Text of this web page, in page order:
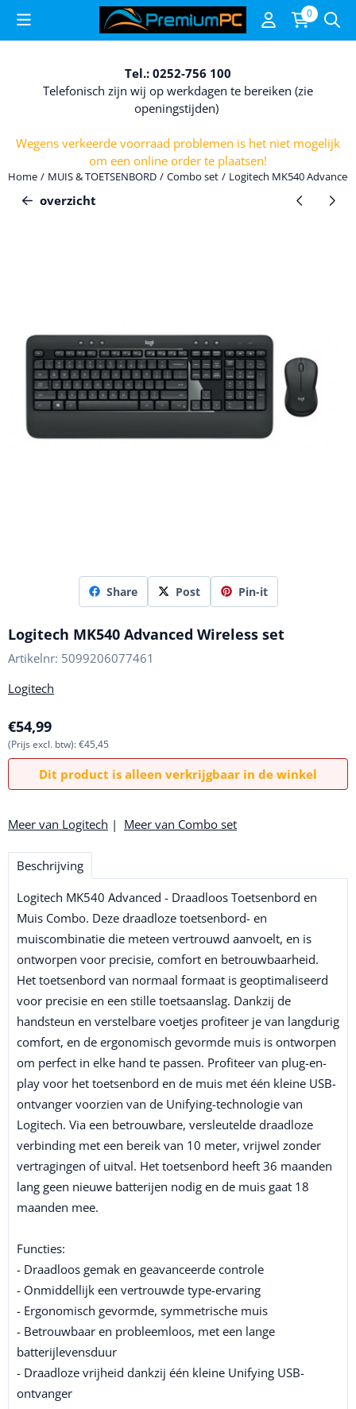
Cookievoorkeuren zijn beschikbaar. Kies instellingen of sta alle
0
Tel.: 0252-756 100
Telefonisch zijn wij op werkdagen te bereiken (zie
openingstijden)
Wegens verkeerde voorraad problemen is het niet mogelijk
om een online order te plaatsen!
Home / MUIS & TOETSENBORD / Combo set / Logitech MK540
overzicht
Share Post Pin-it
Logitech MK540 Advanced Wireless set
Artikelnr: 5099206077461
Logitech
€54,99
(Prijs excl. btw):€45,45
Dit product is alleen verkrijgbaar in de winkel
Meer van Logitech | Meer van Combo set
Beschrijving
Logitech MK540 Advanced - Draadloos Toetsenbord en
Muis Combo. Deze draadloze toetsenbord- en
muiscombinatie die meteen vertrouwd aanvoelt, en is
ontworpen voor precisie, comfort en betrouwbaarheid.
Het toetsenbord van normaal formaat is geoptimaliseerd
voor precisie en een stille toetsaanslag. Dankzij de
handsteun en verstelbare voetjes profiteer je van langdurig
comfort, en de ergonomisch gevormde muis is ontworpen
om perfect in elke hand te passen. Profiteer van plug-en-
play voor het toetsenbord en de muis met één kleine USB-
ontvanger voorzien van de Unifying-technologie van
Logitech. Via een betrouwbare, versleutelde draadloze
verbinding met een bereik van 10 meter, vrijwel zonder
vertragingen of uitval. Het toetsenbord heeft 36 maanden
lang geen nieuwe batterijen nodig en de muis gaat 18
maanden mee.
Functies:
- Draadloos gemak en geavanceerde controle
- Onmiddellijk een vertrouwde type-ervaring
- Ergonomisch gevormde, symmetrische muis
- Betrouwbaar en probleemloos, met een lange
batterijlevensduur
- Draadloze vrijheid dankzij één kleine Unifying USB-
ontvanger